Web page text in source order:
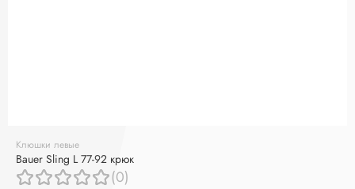
Клюшки левые
Bauer Sling L 77-92 крюк
(0)